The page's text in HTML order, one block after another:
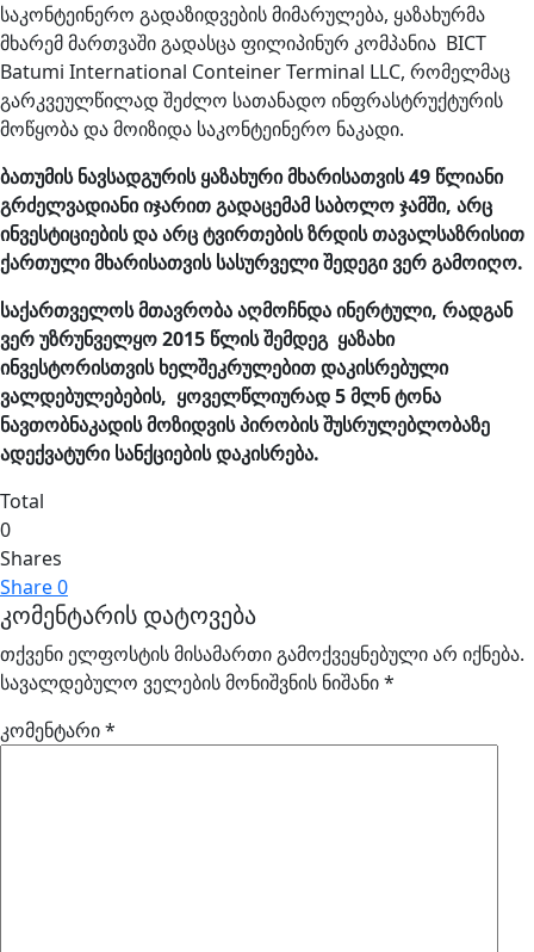
საკონტეინერო გადაზიდვების მიმარულება, ყაზახურმა
მხარემ მართვაში გადასცა ფილიპინურ კომპანია BICT
Batumi International Conteiner Terminal LLC, რომელმაც
გარკვეულწილად შეძლო სათანადო ინფრასტრუქტურის
მოწყობა და მოიზიდა საკონტეინერო ნაკადი.
ბათუმის ნავსადგურისყაზახურიმხარისათვის49 წლიანი
გრძელვადიანიიჯარითგადაცემამ საბოლოჯამში, არც
ინვესტიციებისდაარცტვირთებისზრდისთავალსაზრისით
ქართულიმხარისათვის სასურველიშედეგივერგამოიღო.
საქართველოს მთავრობა აღმოჩნდა ინერტული, რადგან
ვერ უზრუნველყო2015 წლის შემდეგ ყაზახი
ინვესტორისთვის ხელშეკრულებითდაკისრებული
ვალდებულებების, ყოველწლიურად 5 მლნ ტონა
ნავთობნაკადის მოზიდვის პირობის შუსრულებლობაზე
ადექვატური სანქციების დაკისრება.
Total
0
Shares
Share0
კომენტარის დატოვება
თქვენი ელფოსტის მისამართი გამოქვეყნებული არ იქნება.
სავალდებულო ველების მონიშვნის ნიშანი*
კომენტარი*